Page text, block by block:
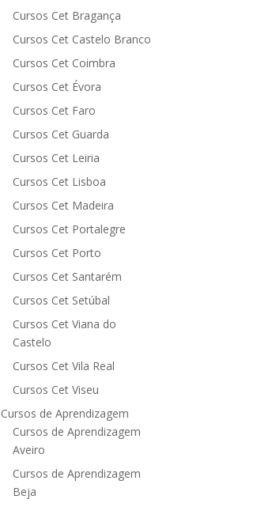
Cursos Cet Bragança
Cursos Cet Castelo Branco
Cursos Cet Coimbra
Cursos Cet Évora
Cursos Cet Faro
Cursos Cet Guarda
Cursos Cet Leiria
Cursos Cet Lisboa
Cursos Cet Madeira
Cursos Cet Portalegre
Cursos Cet Porto
Cursos Cet Santarém
Cursos Cet Setúbal
Cursos Cet Viana do
Castelo
Cursos Cet Vila Real
Cursos Cet Viseu
Cursos de Aprendizagem
Cursos de Aprendizagem
Aveiro
Cursos de Aprendizagem
Beja